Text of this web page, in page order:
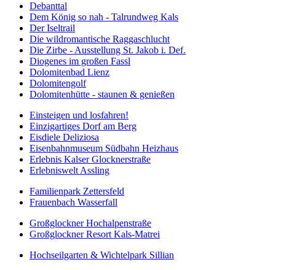
Debanttal
Dem König so nah - Talrundweg Kals
Der Iseltrail
Die wildromantische Raggaschlucht
Die Zirbe - Ausstellung St. Jakob i. Def.
Diogenes im großen Fassl
Dolomitenbad Lienz
Dolomitengolf
Dolomitenhütte - staunen & genießen
Einsteigen und losfahren!
Einzigartiges Dorf am Berg
Eisdiele Deliziosa
Eisenbahnmuseum Südbahn Heizhaus
Erlebnis Kalser Glocknerstraße
Erlebniswelt Assling
Familienpark Zettersfeld
Frauenbach Wasserfall
Großglockner Hochalpenstraße
Großglockner Resort Kals-Matrei
Hochseilgarten & Wichtelpark Sillian